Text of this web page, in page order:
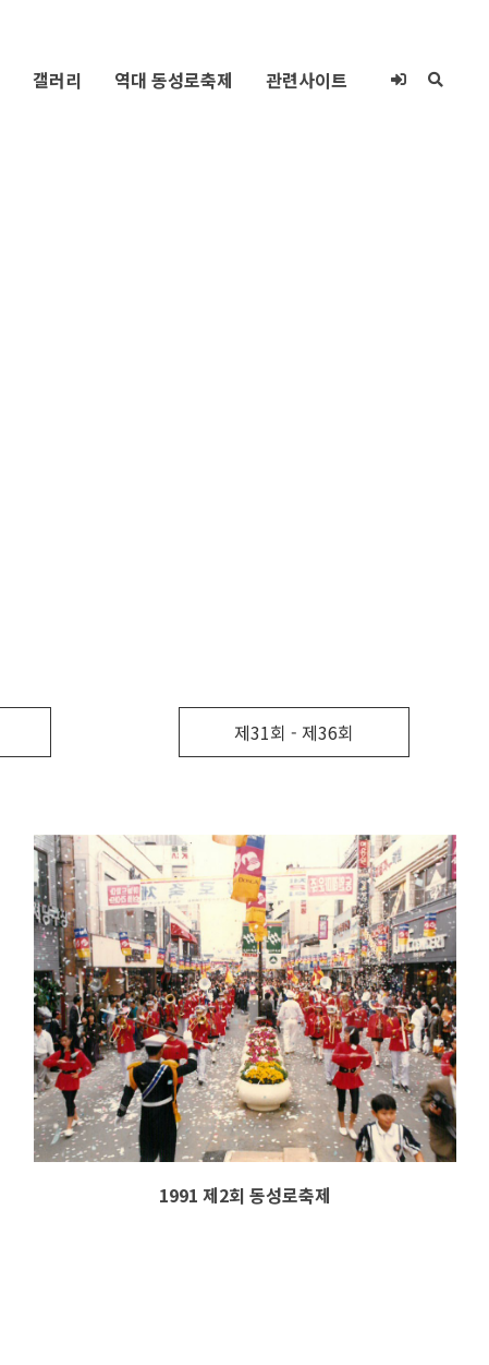
갤러리 역대 동성로축제 관련사이트
제31회 - 제36회
1991 제2회 동성로축제